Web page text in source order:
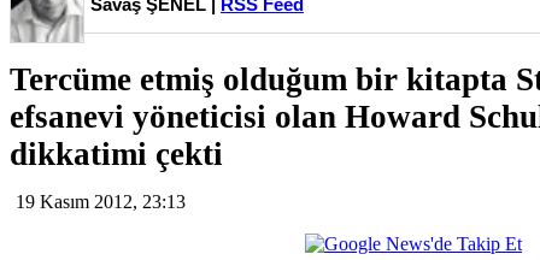
Savaş ŞENEL | RSS Feed
Tercüme etmiş olduğum bir kitapta
efsanevi yöneticisi olan Howard
dikkatimi çekti
19 Kasım 2012, 23:13